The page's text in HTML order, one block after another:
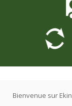
Bienvenue sur